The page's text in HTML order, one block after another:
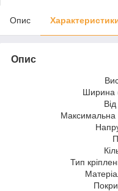
Опис
Опис
Ширина
Максимальна
Тип